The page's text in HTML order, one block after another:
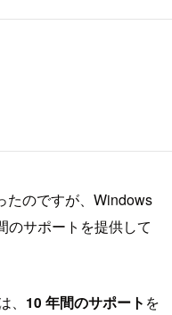
たのですが、Windows
のサポートを提供して
10 年間のサポート を